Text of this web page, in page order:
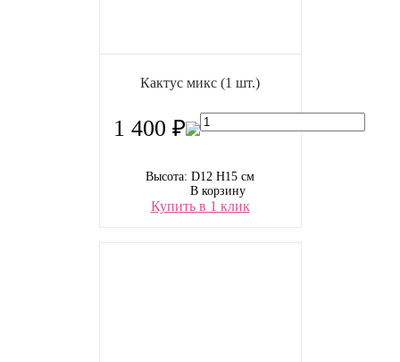
Кактус микс (1 шт.)
1 400 ₽
Высота: D12 H15 см
В корзину
Купить в 1 клик